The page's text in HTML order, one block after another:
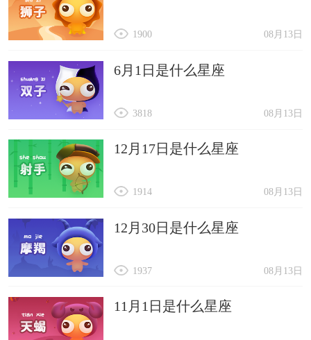
08月13日
1900
6月1日是什么星座
08月13日
3818
12月17日是什么星座
08月13日
1914
12月30日是什么星座
08月13日
1937
11月1日是什么星座